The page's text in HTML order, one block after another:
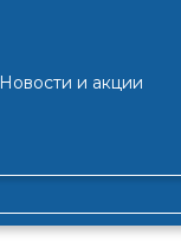
Новости и акции